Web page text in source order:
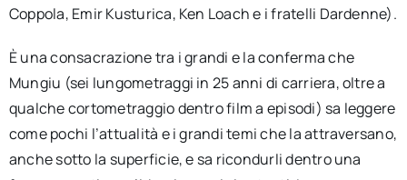
Coppola, Emir Kusturica, Ken Loach e i fratelli Dardenne).
È una consacrazione tra i grandi e la conferma che
Mungiu (sei lungometraggi in 25 anni di carriera, oltre a
qualche cortometraggio dentro film a episodi) sa leggere
come pochi l’attualità e i grandi temi che la attraversano,
anche sotto la superficie, e sa ricondurli dentro una